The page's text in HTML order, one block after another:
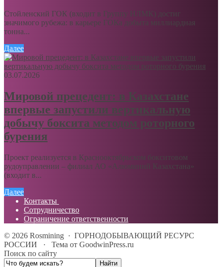
Стойленский ГОК (входит в Группу НЛМК) достиг
значимого рубежа: в карьере ГОКа добыта миллиардная
тонна...
Далее
03.07.2026
Мировой прецедент: в Казахстане
впервые запустили вертикальную
добычу боксита методом роторного
бурения
Проект реализуется в Краснооктябрьском бокситовом
рудоуправлении – филиал АО «Алюминий Казахстана»
(входит в...
Далее
Контакты
Сотрудничество
Ограничение ответственности
© 2026 Rosmining · ГОРНОДОБЫВАЮЩИЙ РЕСУРС
РОССИИ
· Тема от GoodwinPress.ru
Поиск по сайту